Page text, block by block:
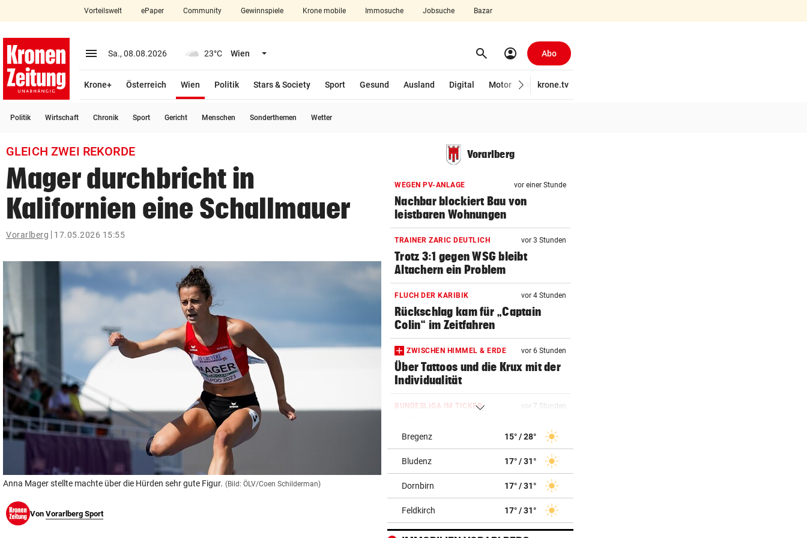
closeSchließen
account_circle Anmelden
arrow_right
bookmark
search
Suchbegriff
eingeben
Muthgasse 2, 1190 Wien
Vorteilswelt ePaper Community Gewinnspiele Krone mobile Immosuche Jobsuche Bazar
menu Menü aufklappen
Sa., 08.08.2026 23°C Wien Menü aufklappen search Suchen
account_circle Abo
Krone+ Österreich Wien
Politik
Stars & Society Sport Gesund Ausland Digital Motor Wirtschaft
krone.tv
Politik Wirtschaft Chronik Sport Gericht Menschen Sonderthemen Wetter
GLEICH ZWEI REKORDE
Mager durchbricht in
Kalifornien eine Schallmauer
Vorarlberg 17.05.2026 15:55
Anna Mager stellte machte über die Hürden sehr gute Figur. (Bild: ÖLV/Coen Schilderman)
Von Vorarlberg Sport
Vorarlberg
WEGEN PV-ANLAGE vor einer Stunde
Nachbar blockiert Bau von
leistbaren Wohnungen
TRAINER ZARIC DEUTLICH vor 3 Stunden
Trotz 3:1 gegen WSG bleibt
Altachern ein Problem
FLUCH DER KARIBIK vor 4 Stunden
Rückschlag kam für „Captain
Colin“ im Zeitfahren
ZWISCHEN HIMMEL & ERDE vor 6 Stunden
Über Tattoos und die Krux mit der
Individualität
BUNDESLIGA IM TICKER vor 7 Stunden
Lustenau
KIND UND PARTNER TOT vor 14 Stunden
Traktor-Unglück: Mutter (36)
meldet sich zu Wort
vor 14 Stunden
3:1 nach 0:1! Altach dreht Derby
Bregenz 15° / 28°
Bludenz 17° / 31°
Dornbirn 17° / 31°
Feldkirch 17° / 31°